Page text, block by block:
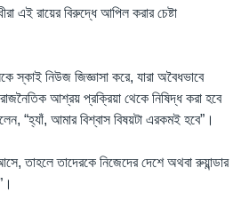
এই রায়ের বিরুদ্ধে আপিল করার চেষ্টা
স্কাই নিউজ জিজ্ঞাসা করে, যারা অবৈধভাবে
আশ্রয় প্রক্রিয়া থেকে নিষিদ্ধ করা হবে
“হ্যাঁ, আমার বিশ্বাস বিষয়টা এরকমই হবে”।
তাহলে তাদেরকে নিজেদের দেশে অথবা রুয়ান্ডার